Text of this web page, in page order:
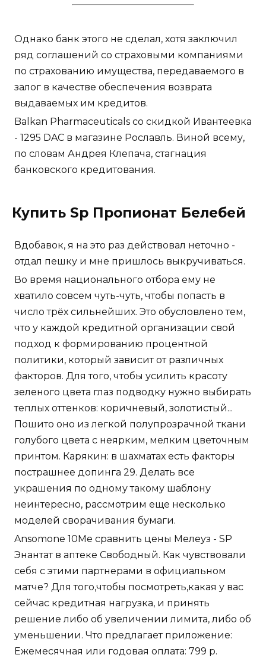
Однако банк этого не сделал, хотя заключил
ряд соглашений со страховыми компаниями
по страхованию имущества, передаваемого в
залог в качестве обеспечения возврата
выдаваемых им кредитов.
Balkan Pharmaceuticals со скидкой Ивантеевка
- 1295 DAC в магазине Рославль. Виной всему,
по словам Андрея Клепача, стагнация
банковского кредитования.
Купить Sp Пропионат Белебей
Вдобавок, я на это раз действовал неточно -
отдал пешку и мне пришлось выкручиваться.
Во время национального отбора ему не
хватило совсем чуть-чуть, чтобы попасть в
число трёх сильнейших. Это обусловлено тем,
что у каждой кредитной организации свой
подход к формированию процентной
политики, который зависит от различных
факторов. Для того, чтобы усилить красоту
зеленого цвета глаз подводку нужно выбирать
теплых оттенков: коричневый, золотистый...
Пошито оно из легкой полупрозрачной ткани
голубого цвета с неярким, мелким цветочным
принтом. Карякин: в шахматах есть факторы
пострашнее допинга 29. Делать все
украшения по одному такому шаблону
неинтересно, рассмотрим еще несколько
моделей сворачивания бумаги.
Ansomone 10Me сравнить цены Мелеуз - SP
Энантат в аптеке Свободный. Как чувствовали
себя с этими партнерами в официальном
матче? Для того,чтобы посмотреть,какая у вас
сейчас кредитная нагрузка, и принять
решение либо об увеличении лимита, либо об
уменьшении. Что предлагает приложение:
Ежемесячная или годовая оплата: 799 р.